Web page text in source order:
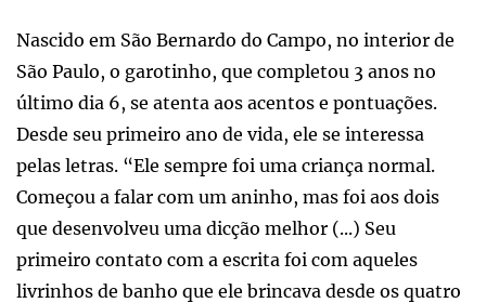
Nascido em São Bernardo do Campo, no interior de
São Paulo, o garotinho, que completou 3 anos no
último dia 6, se atenta aos acentos e pontuações.
Desde seu primeiro ano de vida, ele se interessa
pelas letras. “Ele sempre foi uma criança normal.
Começou a falar com um aninho, mas foi aos dois
que desenvolveu uma dicção melhor (...) Seu
primeiro contato com a escrita foi com aqueles
livrinhos de banho que ele brincava desde os quatro